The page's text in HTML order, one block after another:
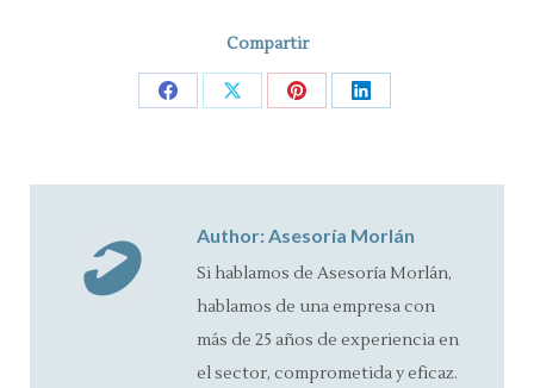
Compartir
Share Share Share Share
Author:Asesoría Morlán
Si hablamos de Asesoría Morlán,
hablamos de una empresa con
más de 25 años de experiencia en
el sector, comprometida y eficaz.